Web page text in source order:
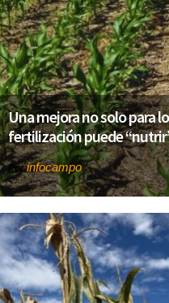
Una mejora no solo para
fertilización puede
Porinfocampo